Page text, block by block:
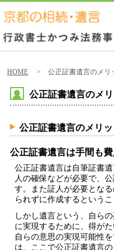
HOME > 公正証書遺言のメリ
公正証書遺言のメリ
公正証書遺言のメリッ
公正証書遺言は手間も
公正証書遺言は自筆証書
人の確保などが必要で、
す。また証人が必要とな
られずに作成するというこ
しかし遺言という、
自ら
に実現するために、得が
自らの意思の実現可能性
は、ここで公正証書遺言